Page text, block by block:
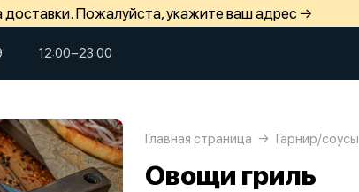
Пожалуйста, укажите ваш адрес →
12:00−23:00
Главная страница Гарнир/соусы
Овощи гриль